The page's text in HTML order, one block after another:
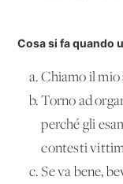
Cosa si fa quando
Chiamo il mio
Torno ad
perché gli
contesti
Se va bene,